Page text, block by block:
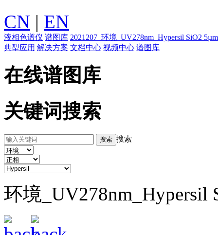
CN | EN
液相色谱仪 谱图库 2021207_环境_UV278nm_Hypersil SiO2
典型应用 解决方案 文档中心 视频中心 谱图库
在线谱图库
关键词搜索
搜索
环境_UV278nm_Hypersil